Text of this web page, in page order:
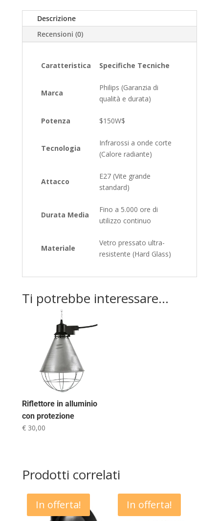
Descrizione
Recensioni (0)
Caratteristica Specifiche Tecniche
Marca
Philips (Garanzia di
qualità e durata)
Potenza $150W$
Tecnologia
Infrarossi a onde corte
(Calore radiante)
Attacco
E27 (Vite grande
standard)
Durata Media
Fino a 5.000 ore di
utilizzo continuo
Materiale
Vetro pressato ultra-
resistente (Hard Glass)
Ti potrebbe interessare…
Riflettore in alluminio
con protezione
€30,00
Prodotti correlati
In offerta! In offerta!